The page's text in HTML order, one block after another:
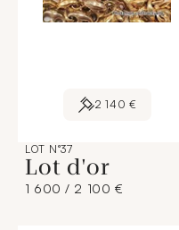
2 140 €
LOT N°37
Lot d'or
1 600 / 2 100 €